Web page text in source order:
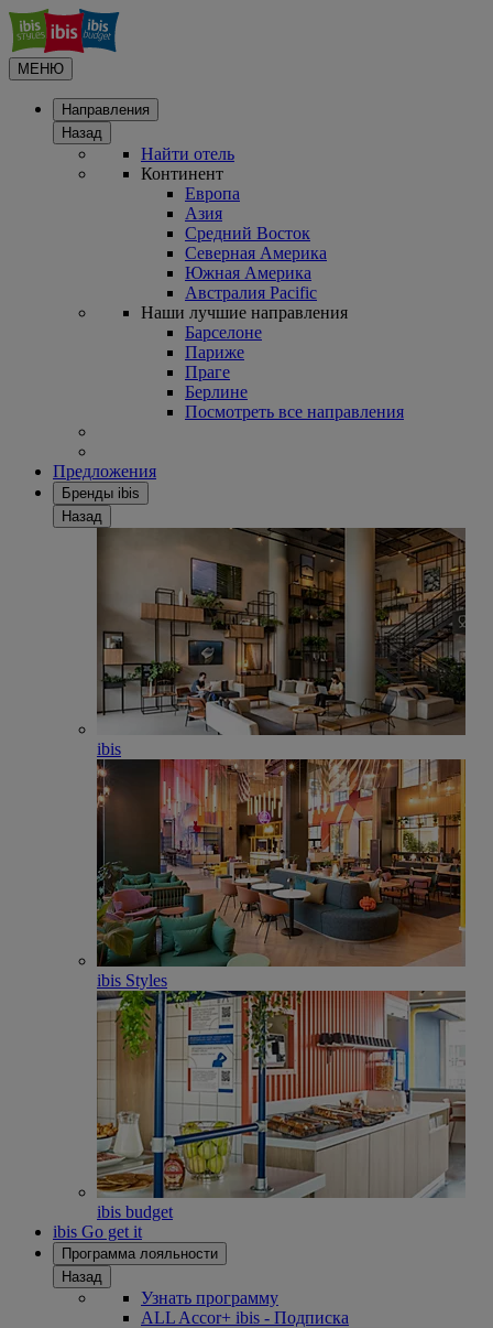
МЕНЮ
Направления
Назад
Найти отель
Континент
Европа
Азия
Средний Восток
Северная Америка
Южная Америка
Австралия Pacific
Наши лучшие направления
Барселоне
Париже
Праге
Берлине
Посмотреть все направления
Предложения
Бренды ibis
Назад
ibis
ibis Styles
ibis budget
ibis Go get it
Программа лояльности
Назад
Узнать программу
ALL Accor+ ibis - Подписка